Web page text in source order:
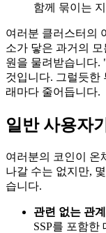
함께 묶이는
여러분 클러스터의
소가 닿은 과거의
원을 물려받습니다.
것입니다. 그럴듯한
래마다 줄어듭니다.
일반 사용자
여러분의 코인이 온
나갈 수는 없지만,
습니다.
관련 없는 관
SSP를 포함한